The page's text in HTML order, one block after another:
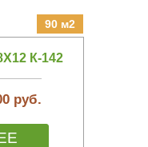
90 м2
К-142
руб.